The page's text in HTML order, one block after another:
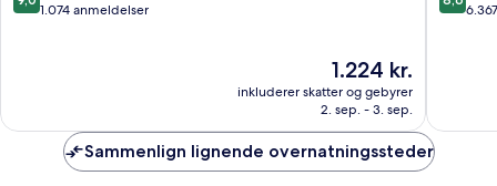
ud 1.074 anmeldelser
Prisen
1.224 kr.
1.224 kr.
inkluderer skatter og gebyrer
2. sep. - 3. sep.
IHG
ud
Sammenlign lignende overnatningssteder